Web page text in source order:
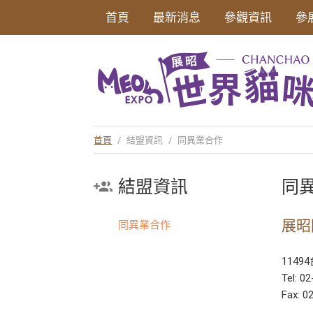
首頁 最新消息 參觀資訊 參
首頁 / 結盟資訊 / 同異業合作
結盟資訊
同異業合作
同
展
Tel:
Fax: